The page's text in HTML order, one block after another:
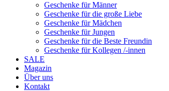
Geschenke für Männer
Geschenke für die große Liebe
Geschenke für Mädchen
Geschenke für Jungen
Geschenke für die Beste Freundin
Geschenke für Kollegen /-innen
SALE
Magazin
Über uns
Kontakt